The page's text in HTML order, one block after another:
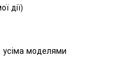
дії)
усіма моделями